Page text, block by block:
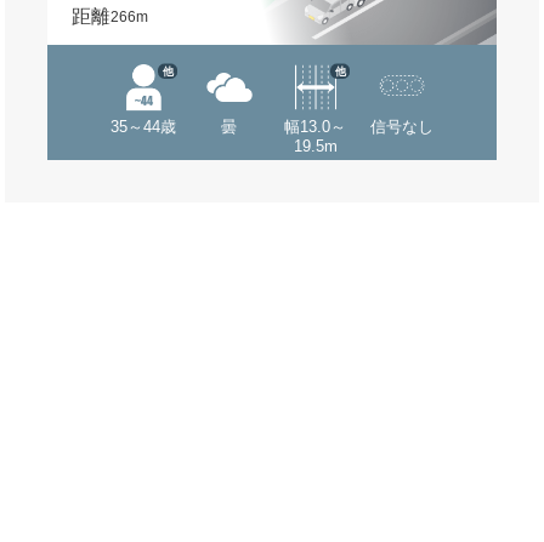
距離266m
35～44歳
他
曇
幅13.0～
19.5m
他
信号なし